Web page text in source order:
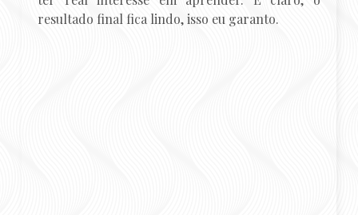
resultado final fica lindo, isso eu garanto.